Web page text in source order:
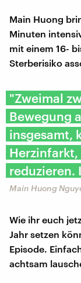
Main Huong
Minuten
mit einem 16-
Sterberisiko
"Zweimal
Bewegung
insgesamt,
reduzieren.
Main Huong
Wie ihr euch
Jahr setzen
Episode.
achtsam